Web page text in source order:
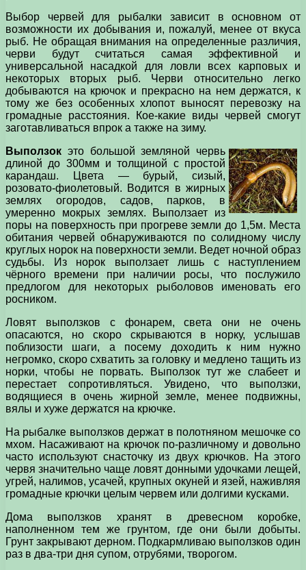
Выбор червей для рыбалки зависит в основном от
возможности их добывания и, пожалуй, менее от вкуса
рыб. Не обращая внимания на определенные различия,
черви будут считаться самая эффективной и
универсальной насадкой для ловли всех карповых и
некоторых вторых рыб. Черви относительно легко
добываются на крючок и прекрасно на нем держатся, к
тому же без особенных хлопот выносят перевозку на
громадные расстояния. Кое-какие виды червей смогут
заготавливаться впрок а также на зиму.
Выползок это большой земляной червь
длиной до 300мм и толщиной с простой
карандаш. Цвета — бурый, сизый,
розовато-фиолетовый. Водится в жирных
землях огородов, садов, парков, в
умеренно мокрых землях. Выползает из
поры на поверхность при прогреве земли до 1,5м. Места
обитания червей обнаруживаются по солидному числу
круглых норок на поверхности земли. Ведет ночной образ
судьбы. Из норок выползает лишь с наступлением
чёрного времени при наличии росы, что послужило
предлогом для некоторых рыболовов именовать его
росником.
Ловят выползков с фонарем, света они не очень
опасаются, но скоро скрываются в норку, услышав
поблизости шаги, а посему доходить к ним нужно
негромко, скоро схватить за головку и медлено тащить из
норки, чтобы не порвать. Выползок тут же слабеет и
перестает сопротивляться. Увидено, что выползки,
водящиеся в очень жирной земле, менее подвижны,
вялы и хуже держатся на крючке.
На рыбалке выползков держат в полотняном мешочке со
мхом. Насаживают на крючок по-различному и довольно
часто используют снасточку из двух крючков. На этого
червя значительно чаще ловят донными удочками лещей,
угрей, налимов, усачей, крупных окуней и язей, наживляя
громадные крючки целым червем или долгими кусками.
Дома выползков хранят в древесном коробке,
наполненном тем же грунтом, где они были добыты.
Грунт закрывают дерном. Подкармливаю выползков один
раз в два-три дня супом, отрубями, творогом.